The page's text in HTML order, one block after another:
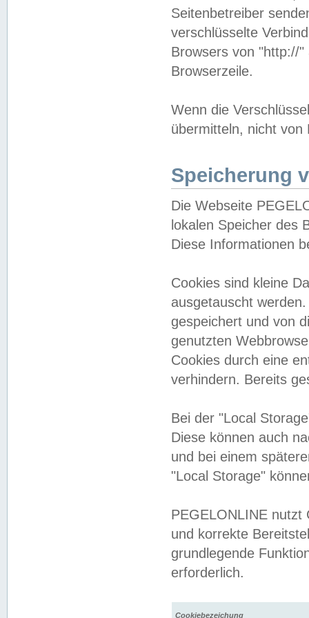
Seitenbetreiber
verschlüsselte
Browsers von "http://
Browserzeile.
Wenn die
übermitteln, nicht von
Speicherung
Die Webseite
lokalen Speicher des
Diese Informationen
Cookies sind kleine
ausgetauscht
gespeichert und von
genutzten
Cookies durch eine
verhindern. Bereits
Bei der "Local
Diese können auch
und bei einem
"Local Storage"
PEGELONLINE nutzt
und korrekte
grundlegende
erforderlich.
Cookiebezeichung